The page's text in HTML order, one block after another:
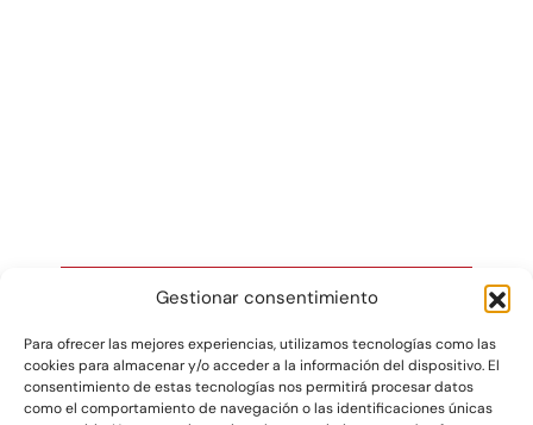
Gestionar consentimiento
Para ofrecer las mejores experiencias, utilizamos tecnologías como las
cookies para almacenar y/o acceder a la información del dispositivo. El
consentimiento de estas tecnologías nos permitirá procesar datos
como el comportamiento de navegación o las identificaciones únicas
Gráficas Salaet S.A. 2026 ©